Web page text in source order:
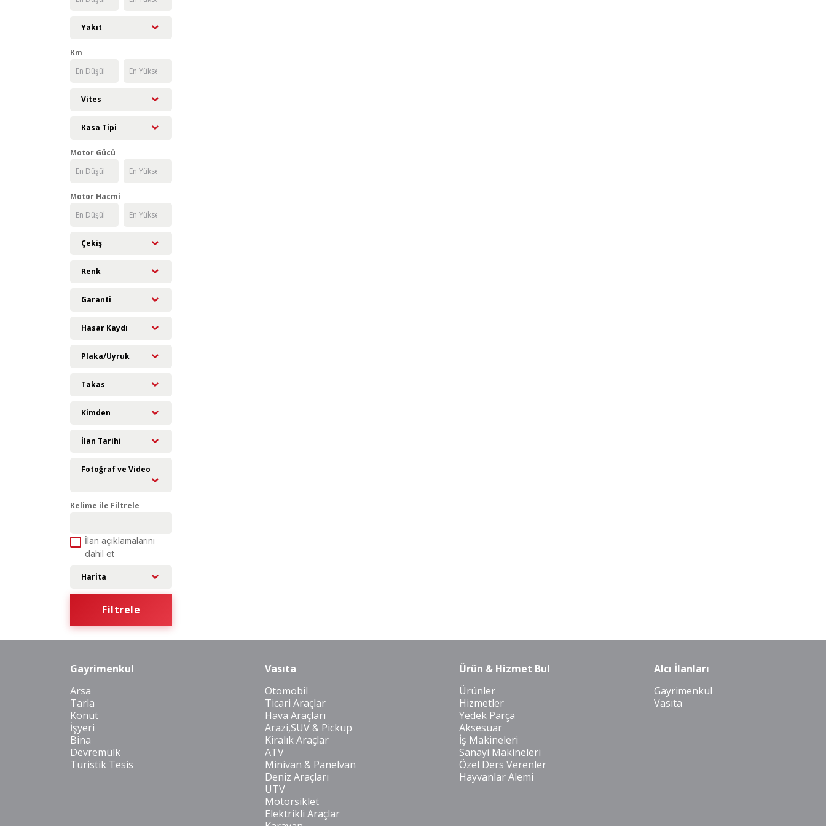
Yakıt
Km
Vites
Kasa Tipi
Motor Gücü
Motor Hacmi
Çekiş
Renk
Garanti
Hasar Kaydı
Plaka/Uyruk
Takas
Kimden
İlan Tarihi
Fotoğraf ve Video
Kelime ile Filtrele
İlan açıklamalarını
dahil et
Harita
Filtrele
Gayrimenkul
Arsa
Tarla
Konut
İşyeri
Bina
Devremülk
Turistik Tesis
Vasıta
Otomobil
Ticari Araçlar
Hava Araçları
Arazi,SUV & Pickup
Kiralık Araçlar
ATV
Minivan & Panelvan
Deniz Araçları
UTV
Motorsiklet
Elektrikli Araçlar
Ürün & Hizmet Bul
Ürünler
Hizmetler
Yedek Parça
Aksesuar
İş Makineleri
Sanayi Makineleri
Özel Ders Verenler
Hayvanlar Alemi
Alcı İlanları
Gayrimenkul
Vasıta